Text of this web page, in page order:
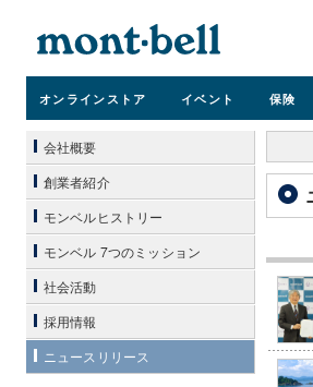
オンラインストア イベント 保険
会社概要
創業者紹介
モンベルヒストリー
モンベル 7つのミッション
社会活動
採用情報
ニュースリリース